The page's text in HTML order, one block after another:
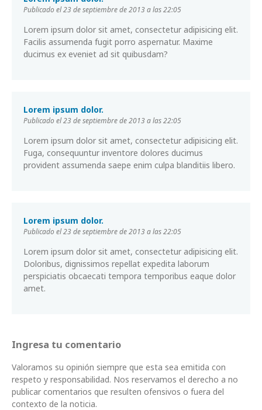
Publicado el 23 de septiembre de 2013 a las 22:05
Lorem ipsum dolor sit amet, consectetur adipisicing elit.
Facilis assumenda fugit porro aspernatur. Maxime
ducimus ex eveniet ad sit quibusdam?
Lorem ipsum dolor.
Publicado el 23 de septiembre de 2013 a las 22:05
Lorem ipsum dolor sit amet, consectetur adipisicing elit.
Fuga, consequuntur inventore dolores ducimus
provident assumenda saepe enim culpa blanditiis libero.
Lorem ipsum dolor.
Publicado el 23 de septiembre de 2013 a las 22:05
Lorem ipsum dolor sit amet, consectetur adipisicing elit.
Doloribus, dignissimos repellat expedita laborum
perspiciatis obcaecati tempora temporibus eaque dolor
amet.
Ingresa tu comentario
Valoramos su opinión siempre que esta sea emitida con
respeto y responsabilidad. Nos reservamos el derecho a no
publicar comentarios que resulten ofensivos o fuera del
contexto de la noticia.